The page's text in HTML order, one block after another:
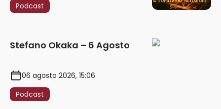
Podcast
Stefano Okaka – 6 Agosto
06 agosto 2026, 15:06
Podcast